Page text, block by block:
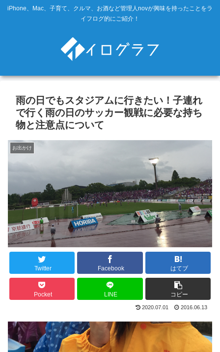
iPhone、Mac、子育て、クルマ、お酒など管理人novが興味を持ったことをラ
イフログ的にご紹介！
雨の日でもスタジアムに行きたい！子連れ
で行く雨の日のサッカー観戦に必要な持ち
物と注意点について
お出かけ
Twitter Facebook はてブ
Pocket LINE コピー
2020.07.01 2016.06.13